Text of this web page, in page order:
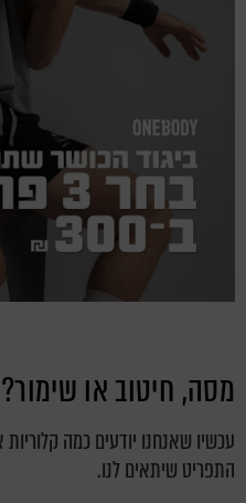
מסה, חיטוב או שימור?
עכשיו שאנחנו יודעים כמה
התפריט שיתאים לנו.